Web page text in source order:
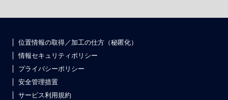
位置情報の取得／加工の仕方（秘匿化）
情報セキュリティポリシー
プライバシーポリシー
安全管理措置
サービス利用規約